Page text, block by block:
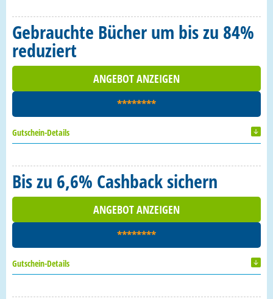
Gebrauchte Bücher um bis zu 84%
reduziert
ANGEBOT ANZEIGEN
********
Gutschein-Details
Bis zu 6,6% Cashback sichern
ANGEBOT ANZEIGEN
********
Gutschein-Details